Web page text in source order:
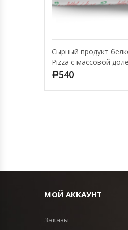
Сырный продукт
Pizza с массовой
Р540
МОЙ АККАУНТ
Заказы